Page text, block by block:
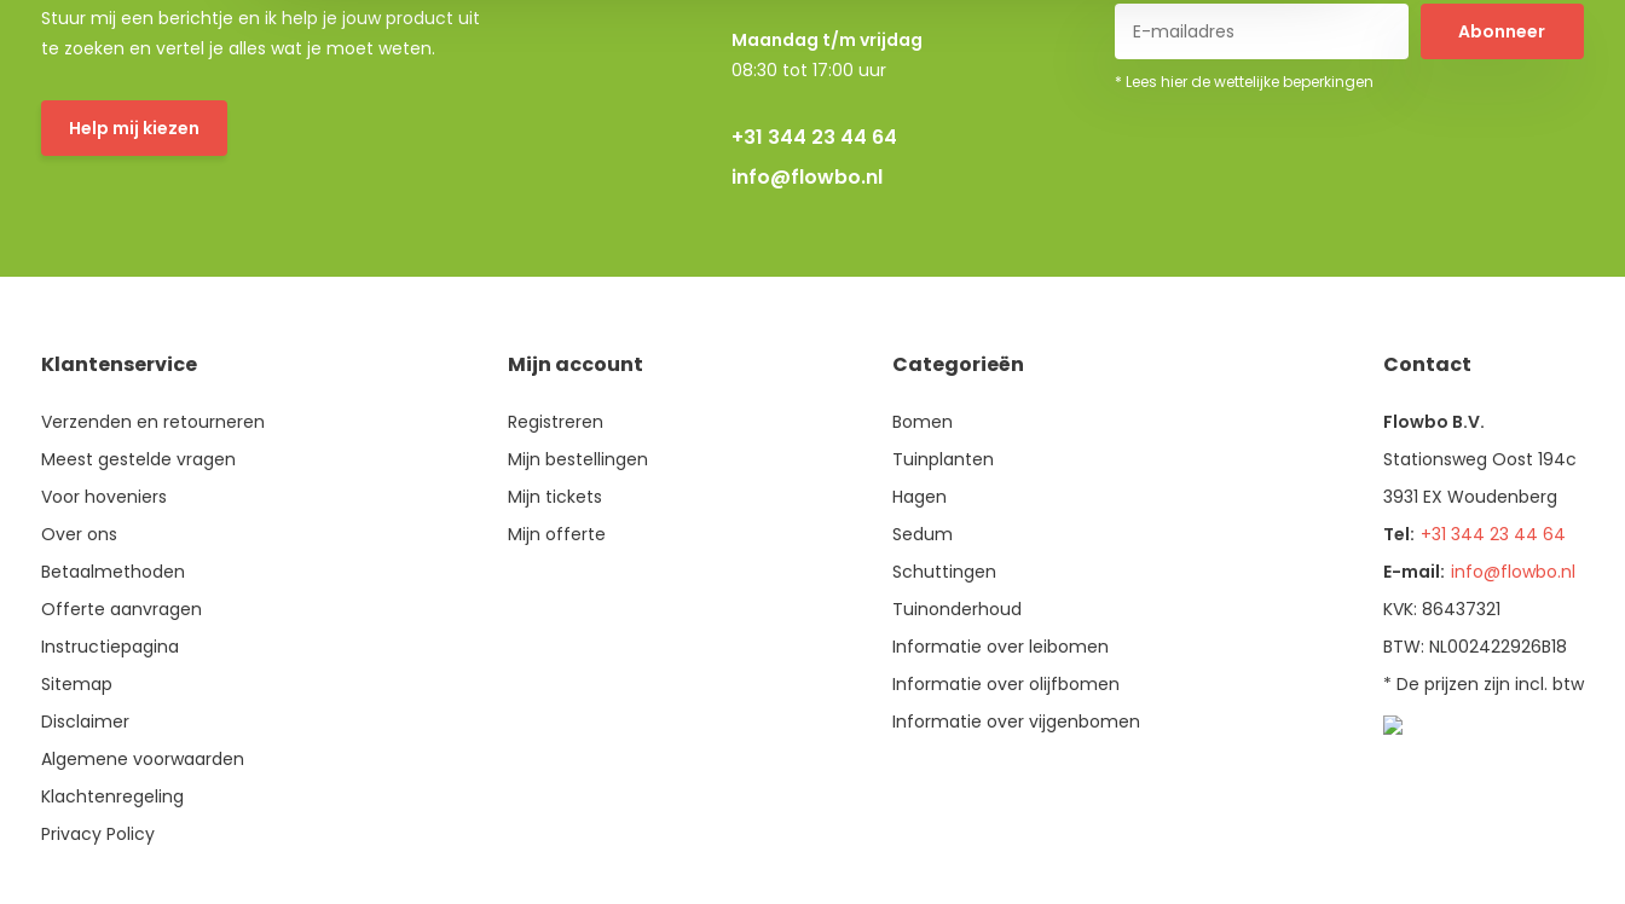
Stuur mij een berichtje en ik help je jouw product uit
te zoeken en vertel je alles wat je moet weten.
Help mij kiezen
Maandag t/m vrijdag
08:30 tot 17:00 uur
+31 344 23 44 64
info@flowbo.nl
Abonneer
* Lees hier de wettelijke beperkingen
Klantenservice
Verzenden en retourneren
Meest gestelde vragen
Voor hoveniers
Over ons
Betaalmethoden
Offerte aanvragen
Instructiepagina
Sitemap
Disclaimer
Algemene voorwaarden
Klachtenregeling
Privacy Policy
Mijn account
Registreren
Mijn bestellingen
Mijn tickets
Mijn offerte
Categorieën
Bomen
Tuinplanten
Hagen
Sedum
Schuttingen
Tuinonderhoud
Informatie over leibomen
Informatie over olijfbomen
Informatie over vijgenbomen
Contact
Flowbo B.V.
Stationsweg Oost 194c
3931 EX Woudenberg
Tel: +31 344 23 44 64
E-mail: info@flowbo.nl
KVK: 86437321
BTW: NL002422926B18
* De prijzen zijn incl. btw